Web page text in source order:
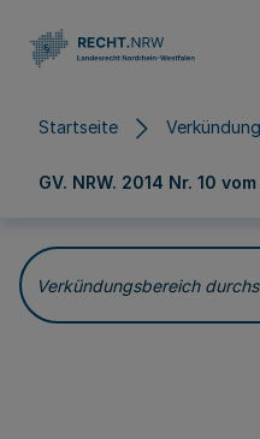
Startseite
GV. NRW. 2014 Nr. 10 vom
Verkündungsbereich